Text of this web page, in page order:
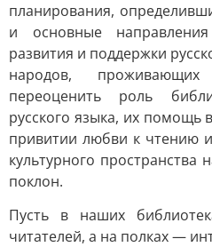
планирования,
и основные
развития и поддержки
народов,
переоценить роль
русского языка, их помощь
привитии любви к чтению
культурного
поклон.
Пусть в наших
читателей, а на полках —